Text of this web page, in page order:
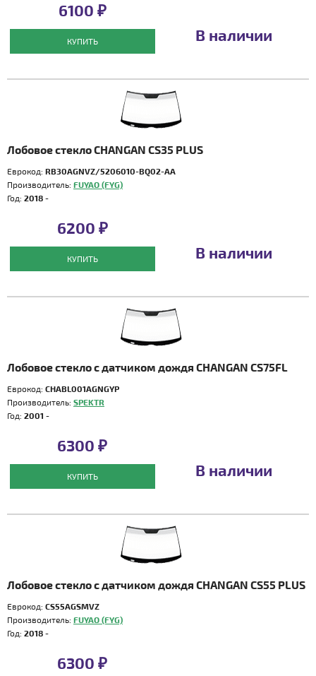
6100 ₽
КУПИТЬ В наличии
Лобовое стекло CHANGAN CS35 PLUS
Еврокод: RB30AGNVZ/5206010-BQ02-AA
Производитель: FUYAO (FYG)
Год: 2018 -
6200 ₽
КУПИТЬ В наличии
Лобовое стекло с датчиком дождя CHANGAN CS75FL
Еврокод: CHABL001AGNGYP
Производитель: SPEKTR
Год: 2001 -
6300 ₽
КУПИТЬ В наличии
Лобовое стекло с датчиком дождя CHANGAN CS55 PLUS
Еврокод: CS55AGSMVZ
Производитель: FUYAO (FYG)
Год: 2018 -
6300 ₽